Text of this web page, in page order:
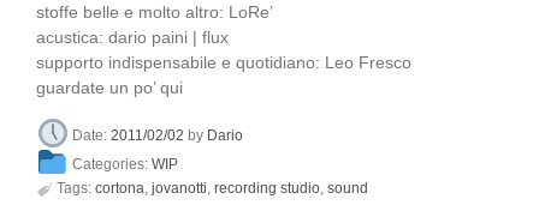
stoffe belle e molto altro: LoRe’
acustica: dario paini | flux
supporto indispensabile e quotidiano: Leo Fresco
guardate un po’ qui
Date:2011/02/02 by Dario
Categories:WIP
 Tags: cortona jovanotti recording studio sound